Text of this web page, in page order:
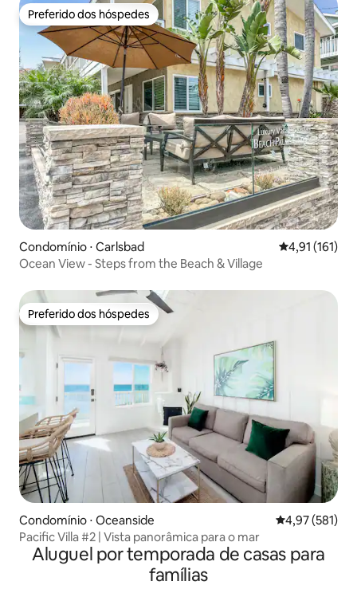
Preferido dos hóspedes
Preferido dos hóspedes
Condomínio ⋅ Carlsbad 4,91 de uma
4,91 (161)
Ocean View - Steps from the Beach & Village
Preferido dos hóspedes
Preferido dos hóspedes
Condomínio ⋅ Oceanside 4,97 de uma
4,97 (581)
Pacific Villa #2 | Vista panorâmica para o mar
Aluguel por temporada de casas para
famílias